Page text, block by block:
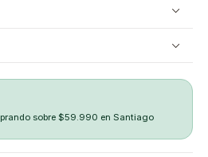
sobre $59.990 en Santiago